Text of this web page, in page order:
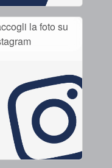
la foto su